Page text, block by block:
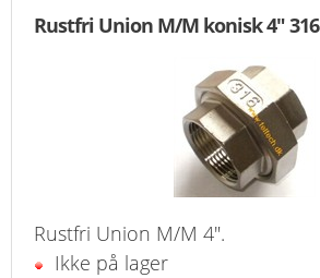
Rustfri Union M/M konisk 4" 316
Rustfri Union M/M 4".
Ikke på lager